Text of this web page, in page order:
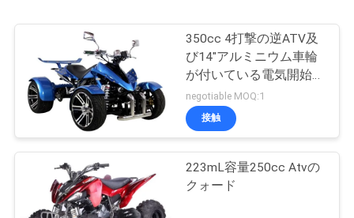
350cc 4打撃の逆ATV及
び14"アルミニウム車輪
が付いている電気開始マ
ニュアル
negotiable MOQ:1
接触
223mL容量250cc Atvの
クォード